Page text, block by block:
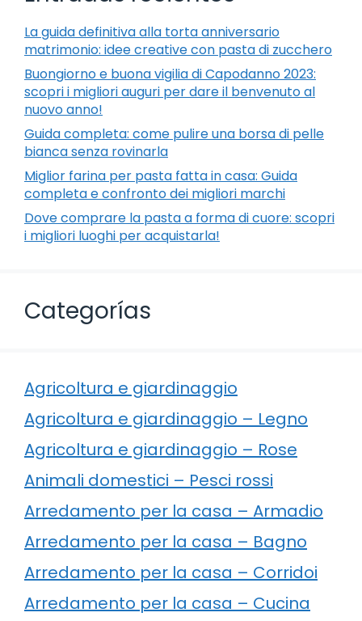
La guida definitiva alla torta anniversario
matrimonio: idee creative con pasta di zucchero
Buongiorno e buona vigilia di Capodanno 2023:
scopri i migliori auguri per dare il benvenuto al
nuovo anno!
Guida completa: come pulire una borsa di pelle
bianca senza rovinarla
Miglior farina per pasta fatta in casa: Guida
completa e confronto dei migliori marchi
Dove comprare la pasta a forma di cuore: scopri
i migliori luoghi per acquistarla!
Categorías
Agricoltura e giardinaggio
Agricoltura e giardinaggio – Legno
Agricoltura e giardinaggio – Rose
Animali domestici – Pesci rossi
Arredamento per la casa – Armadio
Arredamento per la casa – Bagno
Arredamento per la casa – Corridoi
Arredamento per la casa – Cucina